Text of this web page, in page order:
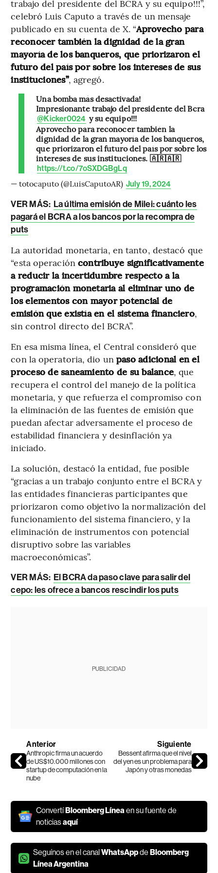
trabajo del presidente del BCRA y su equipo!!!”,
celebró Luis Caputo a través de un mensaje
publicado en su cuenta de X. “Aprovecho para
reconocer también la dignidad de la gran
mayoría de los banqueros, que priorizaron el
futuro del país por sobre los intereses de sus
instituciones”, agregó.
Una bomba más desactivada!
Impresionante trabajo del presidente del Bcra
@Kicker0024 y su equipo!!!
Aprovecho para reconocer también la
dignidad de la gran mayoría de los banqueros,
que priorizaron el futuro del país por sobre los
intereses de sus instituciones. 🇦🇷🇦🇷
https://t.co/7oSXDGBgLq
— totocaputo (@LuisCaputoAR) July 19, 2024
VER MÁS: La última emisión de Milei: cuánto les
pagará el BCRA a los bancos por la recompra de
puts
La autoridad monetaria, en tanto, destacó que
“esta operación contribuye significativamente
a reducir la incertidumbre respecto a la
programación monetaria al eliminar uno de
los elementos con mayor potencial de
emisión que existía en el sistema financiero,
sin control directo del BCRA”.
En esa misma línea, el Central consideró que
con la operatoria, dio un paso adicional en el
proceso de saneamiento de su balance, que
recupera el control del manejo de la política
monetaria, y que refuerza el compromiso con
la eliminación de las fuentes de emisión que
puedan afectar adversamente el proceso de
estabilidad financiera y desinflación ya
iniciado.
La solución, destacó la entidad, fue posible
“gracias a un trabajo conjunto entre el BCRA y
las entidades financieras participantes que
priorizaron como objetivo la normalización del
funcionamiento del sistema financiero, y la
eliminación de instrumentos con potencial
disruptivo sobre las variables
macroeconómicas”.
VER MÁS: El BCRA da paso clave para salir del
cepo: les ofrece a bancos rescindir los puts
PUBLICIDAD
Anterior
Anthropic firma un acuerdo
de US$10.000 millones con
startup de computación en la
nube
Siguiente
Bessent afirma que el nivel
del yen es un problema para
Japón y otras monedas
ConvertíBloomberg Línea en su fuente de
noticiasaquí
Seguínos en el canalWhatsAppdeBloomberg
Línea Argentina